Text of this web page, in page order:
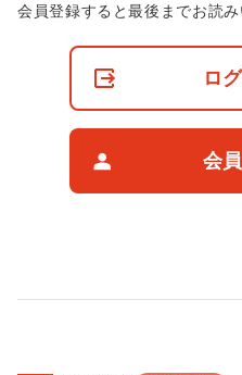
非
会員登録すると最後までお読み
ロ
会